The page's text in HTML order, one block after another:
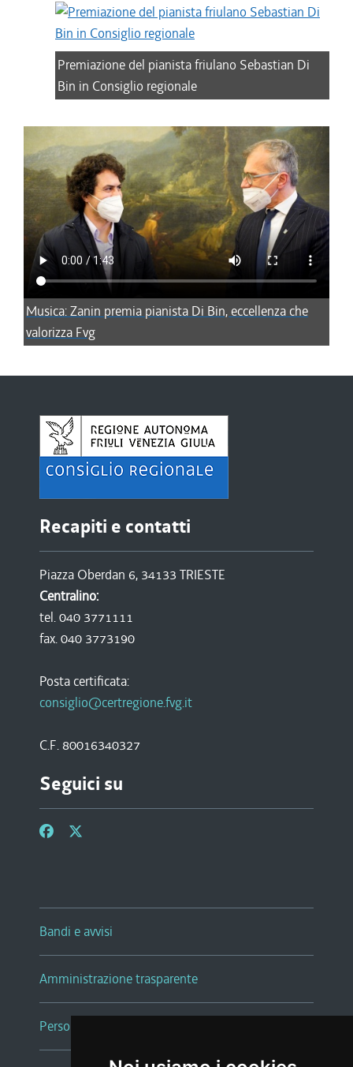
Premiazione del pianista friulano Sebastian Di
Bin in Consiglio regionale
Musica: Zanin premia pianista Di Bin, eccellenza che
valorizza Fvg
Recapiti e contatti
Piazza Oberdan 6, 34133 TRIESTE
Centralino:
tel. 040 3771111
fax. 040 3773190
Posta certificata:
consiglio@certregione.fvg.it
C.F. 80016340327
Seguici su
Bandi e avvisi
Amministrazione trasparente
Persone e Uffici